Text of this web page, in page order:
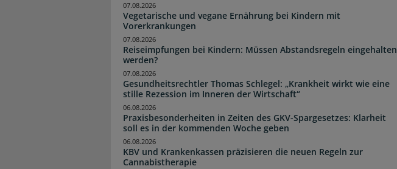
Vegetarische und vegane Ernährung bei Kindern mit
Vorerkrankungen
07.08.2026
Reiseimpfungen bei Kindern: Müssen Abstandsregeln eingehalten
werden?
07.08.2026
Gesundheitsrechtler Thomas Schlegel: „Krankheit wirkt wie eine
stille Rezession im Inneren der Wirtschaft“
07.08.2026
Praxisbesonderheiten in Zeiten des GKV-Spargesetzes: Klarheit
soll es in der kommenden Woche geben
06.08.2026
KBV und Krankenkassen präzisieren die neuen Regeln zur
Cannabistherapie
06.08.2026